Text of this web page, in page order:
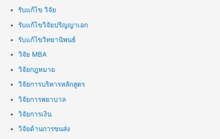
รับแก้ไข วิจัย
รับแก้ไขวิจัยปริญญาเอก
รับแก้ไขวิทยานิพนธ์
วิจัย MBA
วิจัยกฎหมาย
วิจัยการบริหารหลักสูตร
วิจัยการพยาบาล
วิจัยการเงิน
วิจัยด้านการขนส่ง